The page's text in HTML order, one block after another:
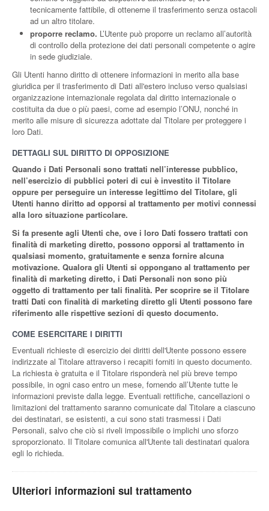
tecnicamente fattibile, di ottenerne il trasferimento senza ostacoli
ad un altro titolare.
proporre reclamo. L’Utente può proporre un reclamo all’autorità
di controllo della protezione dei dati personali competente o agire
in sede giudiziale.
Gli Utenti hanno diritto di ottenere informazioni in merito alla base
giuridica per il trasferimento di Dati all'estero incluso verso qualsiasi
organizzazione internazionale regolata dal diritto internazionale o
costituita da due o più paesi, come ad esempio l’ONU, nonché in
merito alle misure di sicurezza adottate dal Titolare per proteggere i
loro Dati.
DETTAGLI SUL DIRITTO DI OPPOSIZIONE
Quando i Dati Personali sono trattati nell’interesse pubblico,
nell’esercizio di pubblici poteri di cui è investito il Titolare
oppure per perseguire un interesse legittimo del Titolare, gli
Utenti hanno diritto ad opporsi al trattamento per motivi connessi
alla loro situazione particolare.
Si fa presente agli Utenti che, ove i loro Dati fossero trattati con
finalità di marketing diretto, possono opporsi al trattamento in
qualsiasi momento, gratuitamente e senza fornire alcuna
motivazione. Qualora gli Utenti si oppongano al trattamento per
finalità di marketing diretto, i Dati Personali non sono più
oggetto di trattamento per tali finalità. Per scoprire se il Titolare
tratti Dati con finalità di marketing diretto gli Utenti possono fare
riferimento alle rispettive sezioni di questo documento.
COME ESERCITARE I DIRITTI
Eventuali richieste di esercizio dei diritti dell'Utente possono essere
indirizzate al Titolare attraverso i recapiti forniti in questo documento.
La richiesta è gratuita e il Titolare risponderà nel più breve tempo
possibile, in ogni caso entro un mese, fornendo all’Utente tutte le
informazioni previste dalla legge. Eventuali rettifiche, cancellazioni o
limitazioni del trattamento saranno comunicate dal Titolare a ciascuno
dei destinatari, se esistenti, a cui sono stati trasmessi i Dati
Personali, salvo che ciò si riveli impossibile o implichi uno sforzo
sproporzionato. Il Titolare comunica all'Utente tali destinatari qualora
egli lo richieda.
Ulteriori informazioni sul trattamento